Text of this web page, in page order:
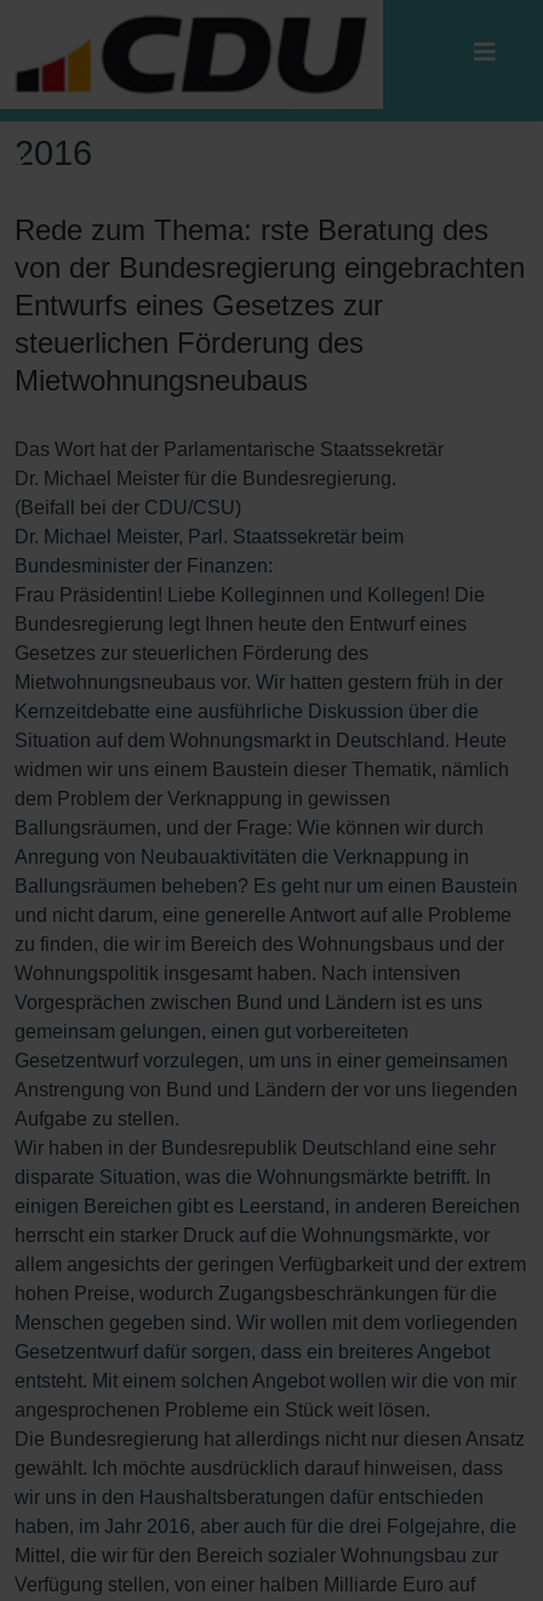
2016
Rede zum Thema: rste Beratung des
von der Bundesregierung eingebrachten
Entwurfs eines Gesetzes zur
steuerlichen Förderung des
Mietwohnungsneubaus
Das Wort hat der Parlamentarische Staatssekretär
Dr. Michael Meister für die Bundesregierung.
(Beifall bei der CDU/CSU)
Dr. Michael Meister, Parl. Staatssekretär beim
Bundesminister der Finanzen:
Frau Präsidentin! Liebe Kolleginnen und Kollegen! Die
Bundesregierung legt Ihnen heute den Entwurf eines
Gesetzes zur steuerlichen Förderung des
Mietwohnungsneubaus vor. Wir hatten gestern früh in der
Kernzeitdebatte eine ausführliche Diskussion über die
Situation auf dem Wohnungsmarkt in Deutschland. Heute
widmen wir uns einem Baustein dieser Thematik, nämlich
dem Problem der Verknappung in gewissen
Ballungsräumen, und der Frage: Wie können wir durch
Anregung von Neubauaktivitäten die Verknappung in
Ballungsräumen beheben? Es geht nur um einen Baustein
und nicht darum, eine generelle Antwort auf alle Probleme
zu finden, die wir im Bereich des Wohnungsbaus und der
Wohnungspolitik insgesamt haben. Nach intensiven
Vorgesprächen zwischen Bund und Ländern ist es uns
gemeinsam gelungen, einen gut vorbereiteten
Gesetzentwurf vorzulegen, um uns in einer gemeinsamen
Anstrengung von Bund und Ländern der vor uns liegenden
Aufgabe zu stellen.
Wir haben in der Bundesrepublik Deutschland eine sehr
disparate Situation, was die Wohnungsmärkte betrifft. In
einigen Bereichen gibt es Leerstand, in anderen Bereichen
herrscht ein starker Druck auf die Wohnungsmärkte, vor
allem angesichts der geringen Verfügbarkeit und der extrem
hohen Preise, wodurch Zugangsbeschränkungen für die
Menschen gegeben sind. Wir wollen mit dem vorliegenden
Gesetzentwurf dafür sorgen, dass ein breiteres Angebot
entsteht. Mit einem solchen Angebot wollen wir die von mir
angesprochenen Probleme ein Stück weit lösen.
Die Bundesregierung hat allerdings nicht nur diesen Ansatz
gewählt. Ich möchte ausdrücklich darauf hinweisen, dass
wir uns in den Haushaltsberatungen dafür entschieden
haben, im Jahr 2016, aber auch für die drei Folgejahre, die
Mittel, die wir für den Bereich sozialer Wohnungsbau zur
Verfügung stellen, von einer halben Milliarde Euro auf